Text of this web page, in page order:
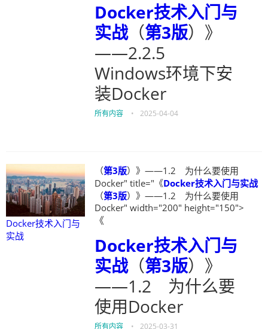
Docker技术入门与
实战（第3版）》
——2.2.5
Windows环境下安
装Docker
所有内容 • 2025-04-04
Docker技术入门与
实战
（第3版）》——1.2 为什么要使用
Docker" title="《Docker技术入门与实战
（第3版）》——1.2 为什么要使用
Docker" width="200" height="150">
《
Docker技术入门与
实战（第3版）》
——1.2 为什么要
使用Docker
所有内容 • 2025-03-31